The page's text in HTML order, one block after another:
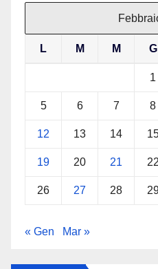
L M M G
1
5 6 7 8
12 13 14
19 20 21 22
26 27 28
« Gen Mar »